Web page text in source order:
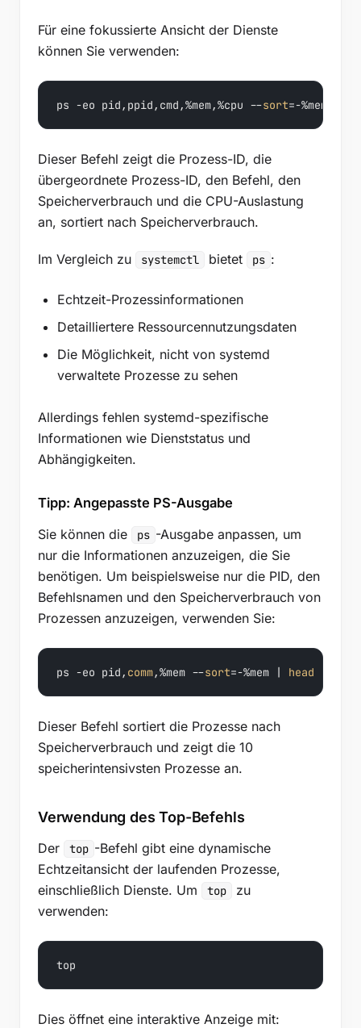
Für eine fokussierte Ansicht der Dienste
können Sie verwenden:
ps -eo pid,ppid,cmd,%mem,%cpu --sort=-%mem |
Dieser Befehl zeigt die Prozess-ID, die
übergeordnete Prozess-ID, den Befehl, den
Speicherverbrauch und die CPU-Auslastung
an, sortiert nach Speicherverbrauch.
Im Vergleich zu systemctl bietet ps :
Echtzeit-Prozessinformationen
Detailliertere Ressourcennutzungsdaten
Die Möglichkeit, nicht von systemd
verwaltete Prozesse zu sehen
Allerdings fehlen systemd-spezifische
Informationen wie Dienststatus und
Abhängigkeiten.
Tipp: Angepasste PS-Ausgabe
Sie können die
ps -Ausgabe anpassen, um
nur die Informationen anzuzeigen, die Sie
benötigen. Um beispielsweise nur die PID, den
Befehlsnamen und den Speicherverbrauch von
Prozessen anzuzeigen, verwenden Sie:
ps -eo pid, comm,%mem --sort=-%mem | head
Dieser Befehl sortiert die Prozesse nach
Speicherverbrauch und zeigt die 10
speicherintensivsten Prozesse an.
Verwendung des Top-Befehls
Der top -Befehl gibt eine dynamische
Echtzeitansicht der laufenden Prozesse,
einschließlich Dienste. Um
top
zu
verwenden:
top
Dies öffnet eine interaktive Anzeige mit: